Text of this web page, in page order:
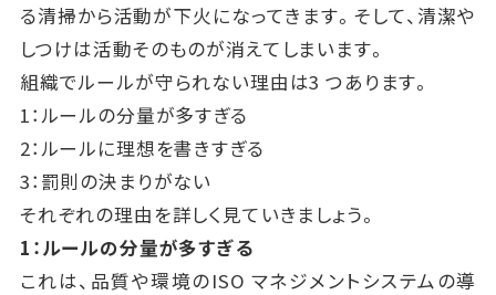
る清掃から活動が下火になってきます。そして、清潔や
しつけは活動そのものが消えてしまいます。
組織でルールが守られない理由は3 つあります。
1：ルールの分量が多すぎる
2：ルールに理想を書きすぎる
3：罰則の決まりがない
それぞれの理由を詳しく見ていきましょう。
1：ルールの分量が多すぎる
これは、品質や環境のISO マネジメントシステムの導